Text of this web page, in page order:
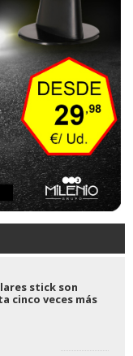
stick son
cinco veces más